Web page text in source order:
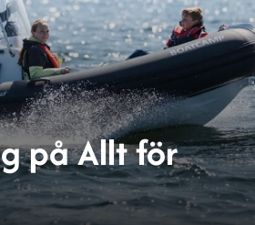
på Allt för